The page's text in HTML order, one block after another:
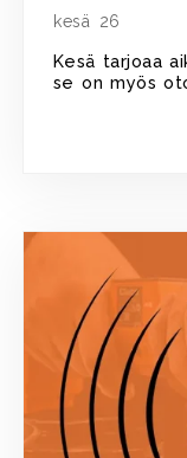
kesä 26
Kesä tarjoaa
se on myös